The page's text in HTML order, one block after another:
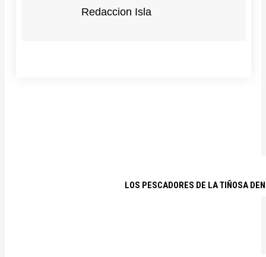
Redaccion Isla
LOS PESCADORES DE LA TIÑOSA